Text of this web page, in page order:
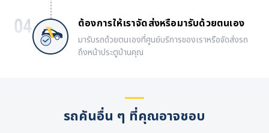
ต้องการให้เราจัดส่งหรือมารับด้วยตนเอง
มารับรถด้วยตนเองที่ศูนย์บริการของเราหรือจัดส่งรถ
ถึงหน้าประตูบ้านคุณ
รถคันอื่น ๆ ที่คุณอาจชอบ